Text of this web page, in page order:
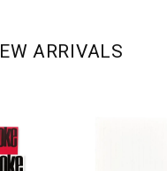
ARRIVALS